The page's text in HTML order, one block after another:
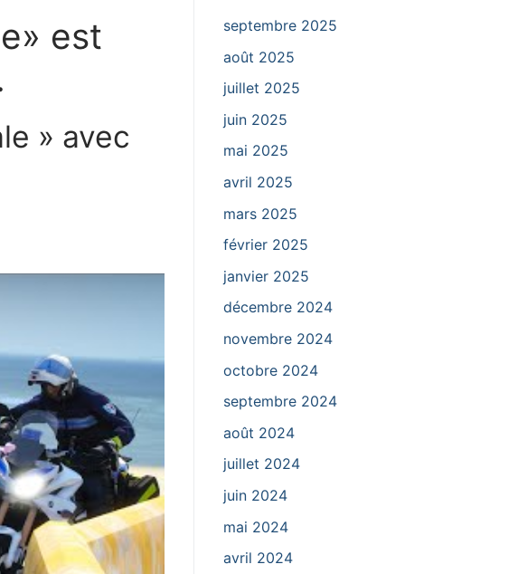
est
» avec
septembre 2025
août 2025
juillet 2025
juin 2025
mai 2025
avril 2025
mars 2025
février 2025
janvier 2025
décembre 2024
novembre 2024
octobre 2024
septembre 2024
août 2024
juillet 2024
juin 2024
mai 2024
avril 2024